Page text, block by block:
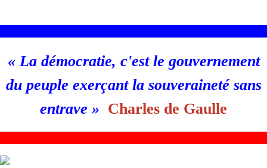
«La démocratie, c'est le gouvernement
du peuple exerçant la souveraineté sans
entrave » Charles de Gaulle